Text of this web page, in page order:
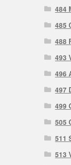
484
485
488
493
496
497
499
505
511
513